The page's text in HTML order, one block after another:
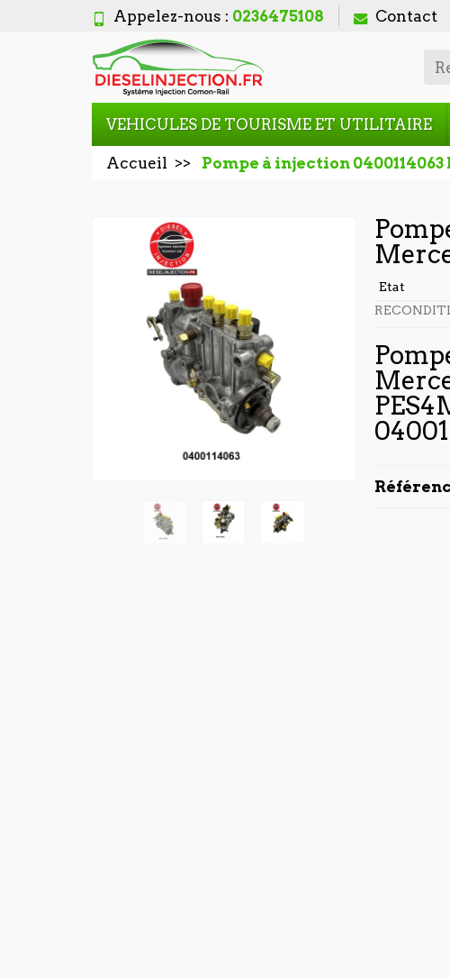
Appelez-nous : 0236475108 Contact
VEHICULES DE TOURISME ET UTILITAIRE
Accueil Pompe à injection
Etat